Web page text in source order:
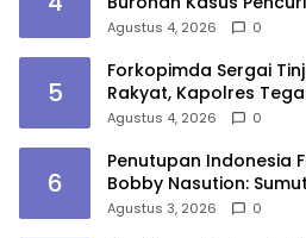
Agustus 4, 2026 0
5
Forkopimda Sergai
Rakyat, Kapolres
Ciptakan Lingkungan
Agustus 4, 2026 0
6
Penutupan Indonesia
Bobby Nasution:
Fashion Indonesia
Agustus 3, 2026 0